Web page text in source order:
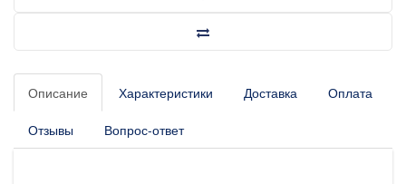
Описание Характеристики Доставка Оплата
Отзывы Вопрос-ответ